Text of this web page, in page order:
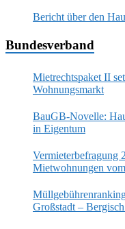
Bericht über den
Bundesverband
Mietrechtspaket II
Wohnungsmarkt
BauGB-Novelle:
in Eigentum
Vermieterbefragung
Mietwohnungen
Großstadt –